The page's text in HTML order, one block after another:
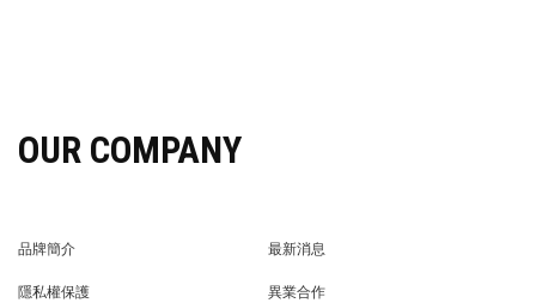
OUR COMPANY
品牌簡介
最新消息
隱私權保護
異業合作